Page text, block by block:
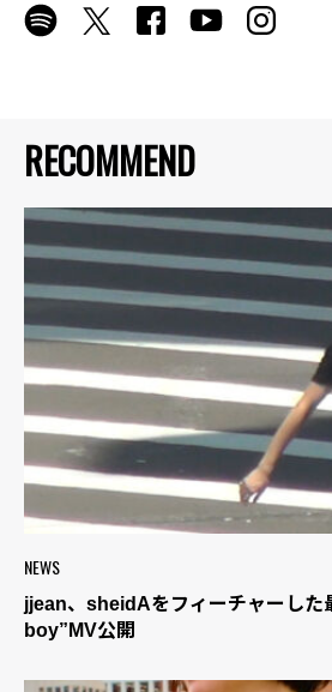
RECOMMEND
NEWS
jjean、sheidAをフィーチャーした
boy”MV公開